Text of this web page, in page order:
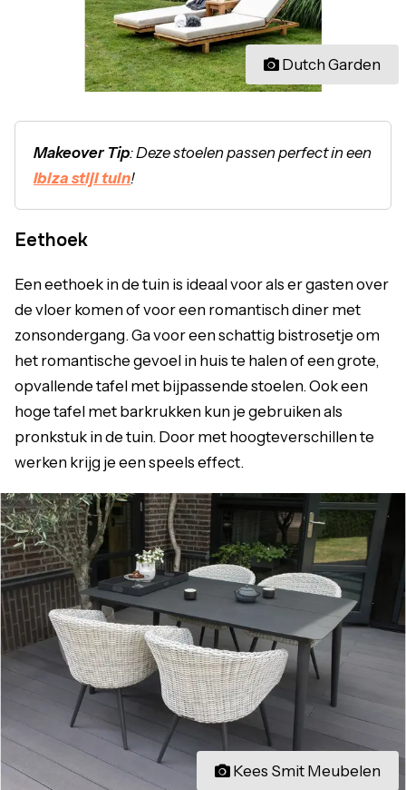
Dutch Garden
Makeover Tip: Deze stoelen passen perfect in een
Ibiza stijl tuin!
Eethoek
Een eethoek in de tuin is ideaal voor als er gasten over
de vloer komen of voor een romantisch diner met
zonsondergang. Ga voor een schattig bistrosetje om
het romantische gevoel in huis te halen of een grote,
opvallende tafel met bijpassende stoelen. Ook een
hoge tafel met barkrukken kun je gebruiken als
pronkstuk in de tuin. Door met hoogteverschillen te
werken krijg je een speels effect.
Kees Smit Meubelen